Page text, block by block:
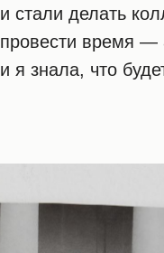
и стали делать
провести время —
и я знала, что